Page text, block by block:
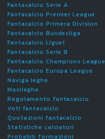
Fantacalcio Serie A
Fantacalcio Premier League
Fantacalcio Primera Division
Fantacalcio Bundesliga
Fantacalcio Ligue1
Fantacalcio Serie B
Fantacalcio Champions League
Fantacalcio Europa League
Naviga leghe
Maxileghe
Regolamento fantacalcio
Voti fantacalcio
Quotazioni fantacalcio
Statistiche calciatori
Probabili formazioni